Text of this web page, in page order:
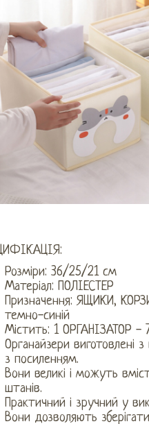
Розміри: 36/25/21 см
Матеріал: ПОЛІЕСТЕР
Призначення: ЯЩИКИ,
темно-синій
Містить: 1 ОРГАНІЗАТОР -
Органайзери виготовлені з
з посиленням.
Вони великі і можуть
штанів.
Практичний і зручний у
Вони дозволяють